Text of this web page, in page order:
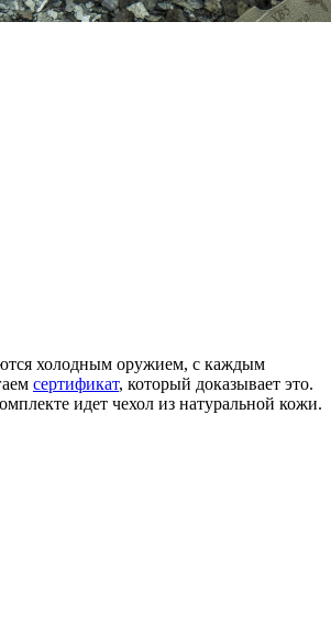
холодным оружием, с каждым
сертификат, который доказывает это.
идет чехол из натуральной кожи.